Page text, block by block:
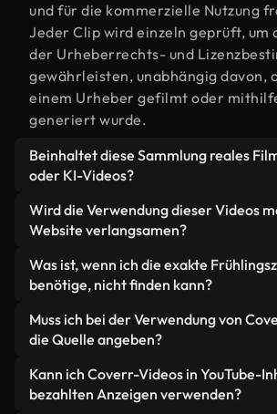
und für die kommerzielle Nutzung
Jeder Clip wird einzeln geprüft, um
der Urheberrechts- und
gewährleisten, unabhängig davon,
einem Urheber gefilmt oder
generiert wurde.
Beinhaltet diese Sammlung reales
oder KI-Videos?
Beides. Es handelt sich um eine
aus realen, von Menschen
generierten Videos. Jedes Video
beschriftet, sodass Sie immer
verwenden.
Wird die Verwendung dieser Videos
Website verlangsamen?
Nicht, wenn Sie unsere optimierten
wählen. Wir bieten schlanke,
wurden – so bleibt die Qualität
gleichzeitig die Ladezeiten
Kennzahlen wie LCP verbessert
Was ist, wenn ich die exakte
benötige, nicht finden kann?
Mit Coverr AI Studio erstellen Sie im
Handumdrehen ein solches Video.
Sonnenuntergang" – und das
innerhalb von Sekunden ein
Muss ich bei der Verwendung von
die Quelle angeben?
Eine Namensnennung ist nicht
Videos in unserer Stockbibliothek
Kann ich Coverr-Videos in YouTube-
bezahlten Anzeigen verwenden?